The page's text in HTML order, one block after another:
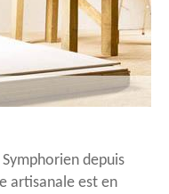
depuis
artisanale est en